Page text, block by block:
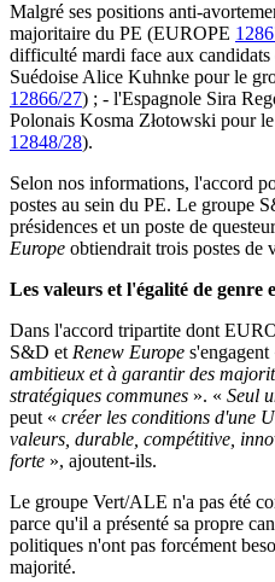
Malgré ses positions anti-
majoritaire du PE (EUROPE
difficulté mardi face aux
Suédoise Alice Kuhnke pour le
12866/27) ; - l'Espagnole Sira
Polonais Kosma Złotowski pour
12848/28).
Selon nos informations, l'accord
postes au sein du PE. Le groupe
présidences et un poste de
Europe obtiendrait trois postes de
Les valeurs et l'égalité de genre
Dans l'accord tripartite dont
S&D et Renew Europe s'engagent
ambitieux et à garantir des
stratégiques communes ». « Seul
peut « créer les conditions d'une
valeurs, durable, compétitive,
forte », ajoutent-ils.
Le groupe Vert/ALE n'a pas été
parce qu'il a présenté sa propre
politiques n'ont pas forcément
majorité.